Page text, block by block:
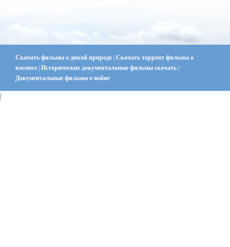
Скачать фильмы о дикой природе Скачать торрент фильмы о
космосе Исторические документальные фильмы скачать
Документальные фильмы о войне